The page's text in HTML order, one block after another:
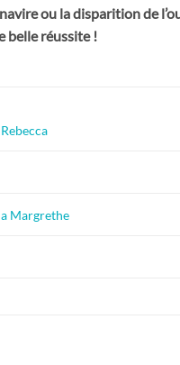
ou la disparition de
belle réussite !
Margrethe